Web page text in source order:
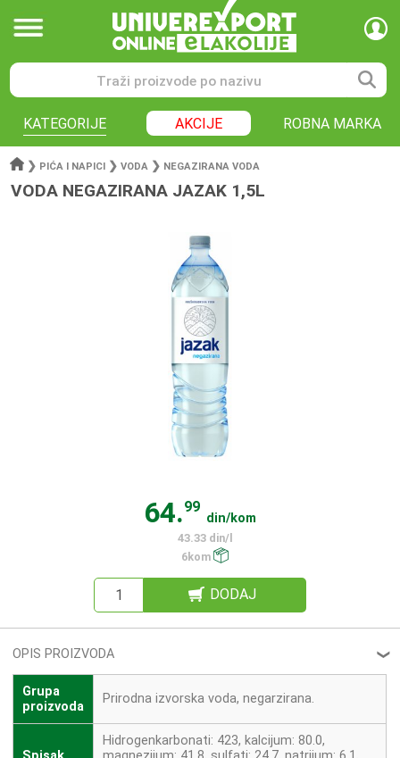
KATEGORIJE AKCIJE ROBNA MARKA
❯ PIĆA I NAPICI ❯ VODA ❯ NEGAZIRANA VODA
VODA NEGAZIRANA JAZAK 1,5L
64.99
din/kom
43.33 din/l
6kom
DODAJ
OPIS PROIZVODA ❮
Grupa
proizvoda
Prirodna izvorska voda, negarzirana.
Hidrogenkarbonati: 423, kalcijum: 80.0,